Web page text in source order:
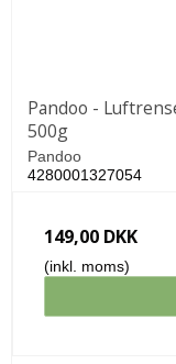
Pandoo -
500g
Pandoo
4280001327054
149,00 DKK
(inkl. moms)